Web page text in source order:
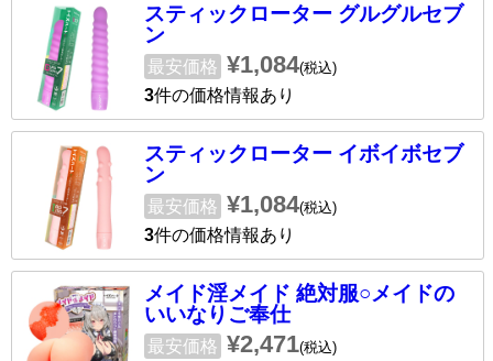
スティックローター グルグルセブ
ン
最安価格 ¥1,084(税込)
3件の価格情報あり
スティックローター イボイボセブ
ン
最安価格 ¥1,084(税込)
3件の価格情報あり
メイド淫メイド 絶対服○メイドの
いいなりご奉仕
最安価格 ¥2,471(税込)